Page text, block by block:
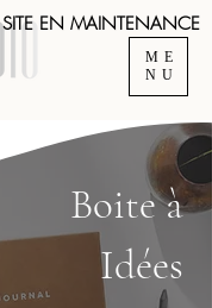
ME
NU
SITE EN MAINTENANCE
Boite à
Idées